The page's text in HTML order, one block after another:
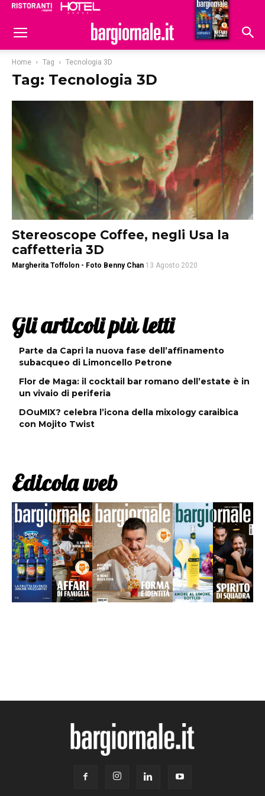
Hoteldomani
Home Tag Tecnologia 3D
Tag: Tecnologia 3D
Stereoscope Coffee, negli Usa la
caffetteria 3D
Margherita Toffolon - Foto Benny Chan 13 Agosto 2020
Gli articoli più letti
Parte da Capri la nuova fase dell’affinamento
subacqueo di Limoncello Petrone
Flor de Maga: il cocktail bar romano dell’estate è in
un vivaio di periferia
DOuMIX? celebra l’icona della mixology caraibica
con Mojito Twist
Edicola web